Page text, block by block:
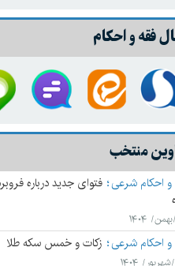
فقه و احکام
منتخب
و احکام شرعی فتوای جدید درباره
و احکام شرعی زکات و خمس سکه طلا